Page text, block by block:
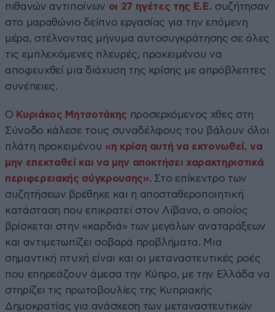
πιθανών αντιποίνων οι 27 ηγέτες της Ε.Ε. συζήτησαν
στο μαραθώνιο δείπνο εργασίας για την επόμενη
μέρα, στέλνοντας μήνυμα αυτοσυγκράτησης σε όλες
τις εμπλεκόμενες πλευρές, προκειμένου να
αποφευχθεί μια διάχυση της κρίσης με απρόβλεπτες
συνέπειες.
Ο Κυριάκος Μητσοτάκης προσερχόμενος χθες στη
Σύνοδο κάλεσε τους συναδέλφους του βάλουν όλοι
πλάτη προκειμένου «η κρίση αυτή να εκτονωθεί, να
μην επεκταθεί και να μην αποκτήσει χαρακτηριστικά
περιφερειακής σύγκρουσης». Στο επίκεντρο των
συζητήσεων βρέθηκε και η αποσταθεροποιητική
κατάσταση που επικρατεί στον Λίβανο, ο οποίος
βρίσκεται στην «καρδιά» των μεγάλων αναταράξεων
και αντιμετωπίζει σοβαρά προβλήματα. Μια
σημαντική πτυχή είναι και οι μεταναστευτικές ροές
που επηρεάζουν άμεσα την Κύπρο, με την Ελλάδα να
στηρίζει τις πρωτοβουλίες της Κυπριακής
Δημοκρατίας για ανάσχεση των μεταναστευτικών